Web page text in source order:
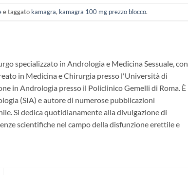
e taggato kamagra, kamagra 100 mg prezzo blocco.
specializzato in Andrologia e Medicina Sessuale, con
in Medicina e Chirurgia presso l'Università di
in Andrologia presso il Policlinico Gemelli di Roma. È
(SIA) e autore di numerose pubblicazioni
Si dedica quotidianamente alla divulgazione di
scientifiche nel campo della disfunzione erettile e